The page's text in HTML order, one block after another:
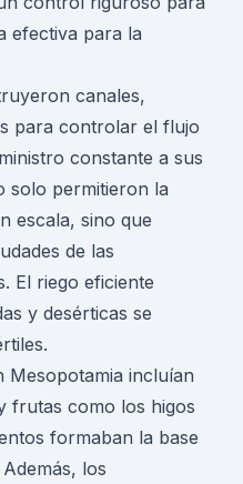
efectiva para la
canales,
para controlar el flujo
constante a sus
solo permitieron la
escala, sino que
de las
El riego eficiente
y desérticas se
Mesopotamia incluían
frutas como los higos
formaban la base
los